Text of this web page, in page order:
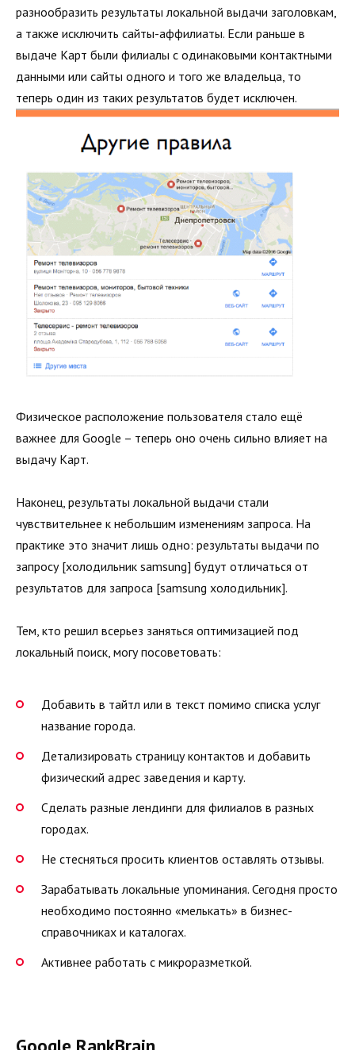
разнообразить результаты локальной выдачи заголовкам,
а также исключить сайты-аффилиаты. Если раньше в
выдаче Карт были филиалы с одинаковыми контактными
данными или сайты одного и того же владельца, то
теперь один из таких результатов будет исключен.
Физическое расположение пользователя стало ещё
важнее для Google – теперь оно очень сильно влияет на
выдачу Карт.
Наконец, результаты локальной выдачи стали
чувствительнее к небольшим изменениям запроса. На
практике это значит лишь одно: результаты выдачи по
запросу [холодильник samsung] будут отличаться от
результатов для запроса [samsung холодильник].
Тем, кто решил всерьез заняться оптимизацией под
локальный поиск, могу посоветовать:
Добавить в тайтл или в текст помимо списка услуг
название города.
Детализировать страницу контактов и добавить
физический адрес заведения и карту.
Сделать разные лендинги для филиалов в разных
городах.
Не стесняться просить клиентов оставлять отзывы.
Зарабатывать локальные упоминания. Сегодня просто
необходимо постоянно «мелькать» в бизнес-
справочниках и каталогах.
Активнее работать с микроразметкой.